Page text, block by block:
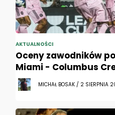
AKTUALNOŚCI
Oceny zawodników
Miami - Columbus
MICHAŁ BOSAK / 2 SIERPNIA